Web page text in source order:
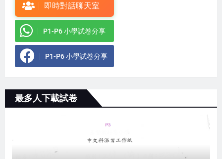
即時對話聊天室
P1-P6 小學試卷分享
P1-P6 小學試卷分享
最多人下載試卷